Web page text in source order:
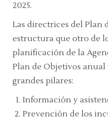
2025.
Las directrices del Plan
estructura que otro de
planificación de la
Plan de Objetivos
grandes pilares:
Información y
Prevención de los